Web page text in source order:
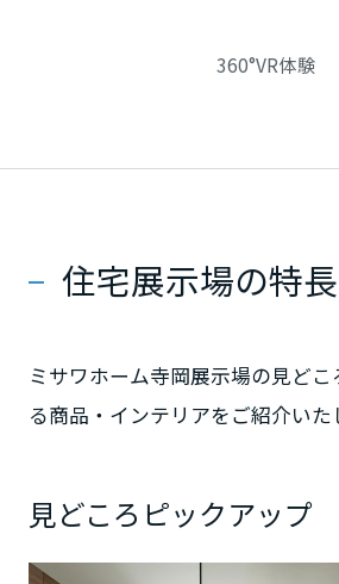
360°VR体験
住宅展示場の特長
ミサワホーム寺岡展示場の見ど
る商品・インテリアをご紹介いた
見どころピックアップ
兵庫県
奈良県